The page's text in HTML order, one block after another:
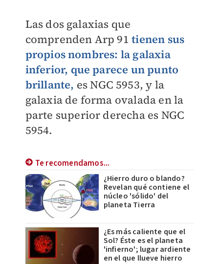
Las dos galaxias que
comprenden Arp 91tienen sus
propios nombres: la galaxia
inferior, que parece un punto
brillante, es NGC 5953, y la
galaxia de forma ovalada en la
parte superior derecha es NGC
5954.
Te recomendamos...
¿Hierro duro o blando?
Revelan qué contiene el
núcleo 'sólido' del
planeta Tierra
¿Es más caliente que el
Sol? Éste es el planeta
'infierno'; lugar ardiente
en el que llueve hierro